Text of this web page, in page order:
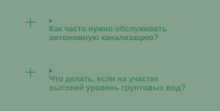
Как часто нужно обслуживать
автономную канализацию?
Что делать, если на участке
высокий уровень грунтовых вод?